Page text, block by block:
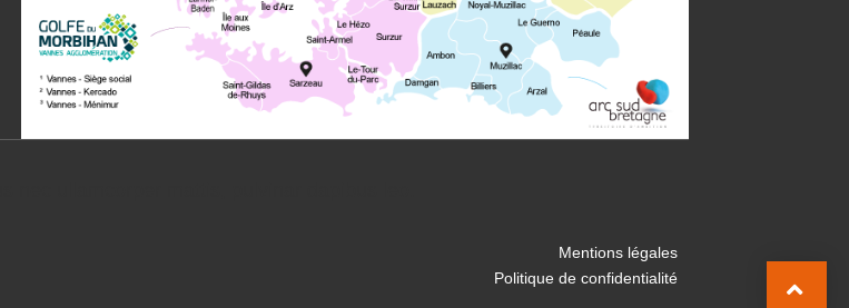
Mentions légales
Politique de confidentialité